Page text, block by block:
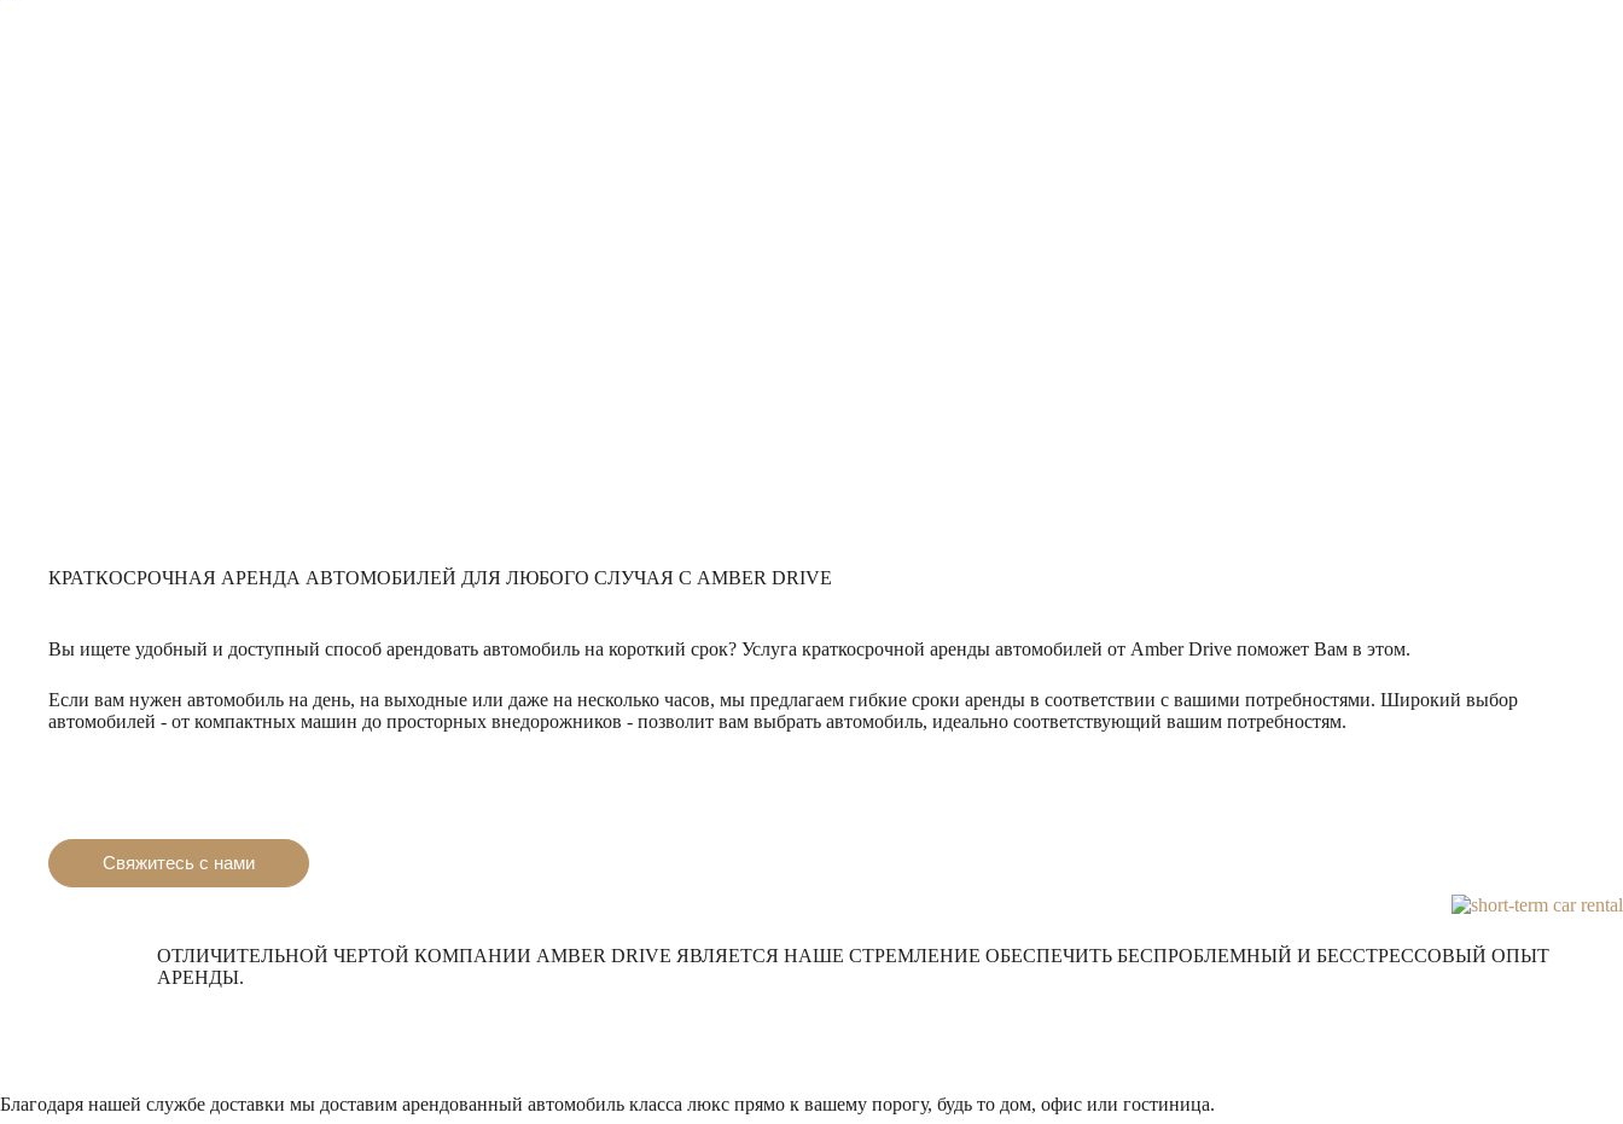
КРАТКОСРОЧНАЯ АРЕНДА АВТОМОБИЛЕЙ ДЛЯ ЛЮБОГО СЛУЧАЯ С AMBER DRIVE
Вы ищете удобный и доступный способ арендовать автомобиль на короткий срок? Услуга краткосрочной аренды автомобилей от Amber Drive поможет Вам в этом.
Если вам нужен автомобиль на день, на выходные или даже на несколько часов, мы предлагаем гибкие сроки аренды в соответствии с вашими потребностями. Широкий выбор
автомобилей - от компактных машин до просторных внедорожников - позволит вам выбрать автомобиль, идеально соответствующий вашим потребностям.
Свяжитесь с нами
ОТЛИЧИТЕЛЬНОЙ ЧЕРТОЙ КОМПАНИИ AMBER DRIVE ЯВЛЯЕТСЯ НАШЕ СТРЕМЛЕНИЕ ОБЕСПЕЧИТЬ БЕСПРОБЛЕМНЫЙ И БЕССТРЕССОВЫЙ ОПЫТ
АРЕНДЫ.
Благодаря нашей службе доставки мы доставим арендованный автомобиль класса люкс прямо к вашему порогу, будь то дом, офис или гостиница.